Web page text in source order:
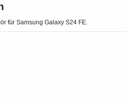
für Samsung Galaxy S24 FE.